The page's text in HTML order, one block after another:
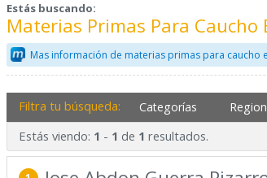
Estás buscando:
Materias Primas Para Caucho
Mas información de materias primas para caucho
Filtra tu búsqueda: Categorías
Estás viendo: 1 - 1 de 1 resultados.